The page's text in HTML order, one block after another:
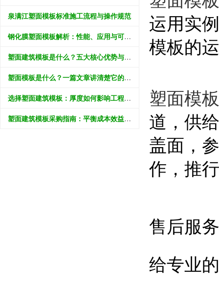
泉满江塑面模板标准施工流程与操作规范
钢化膜塑面模板解析：性能、应用与可持续价值
塑面建筑模板是什么？五大核心优势与应用领域全解析
塑面模板是什么？一篇文章讲清楚它的好处和怎么选
选择塑面建筑模板：厚度如何影响工程效果？
塑面建筑模板采购指南：平衡成本效益与工程质量的科学决策
运用实
模板的
塑面模板
道，供
盖面，
作，推
售后服
给专业